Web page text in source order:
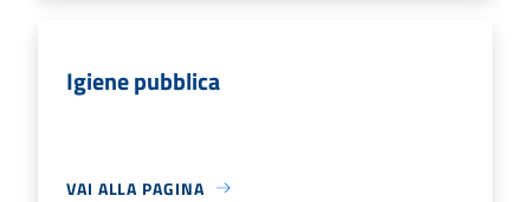
Igiene pubblica
VAI ALLA PAGINA